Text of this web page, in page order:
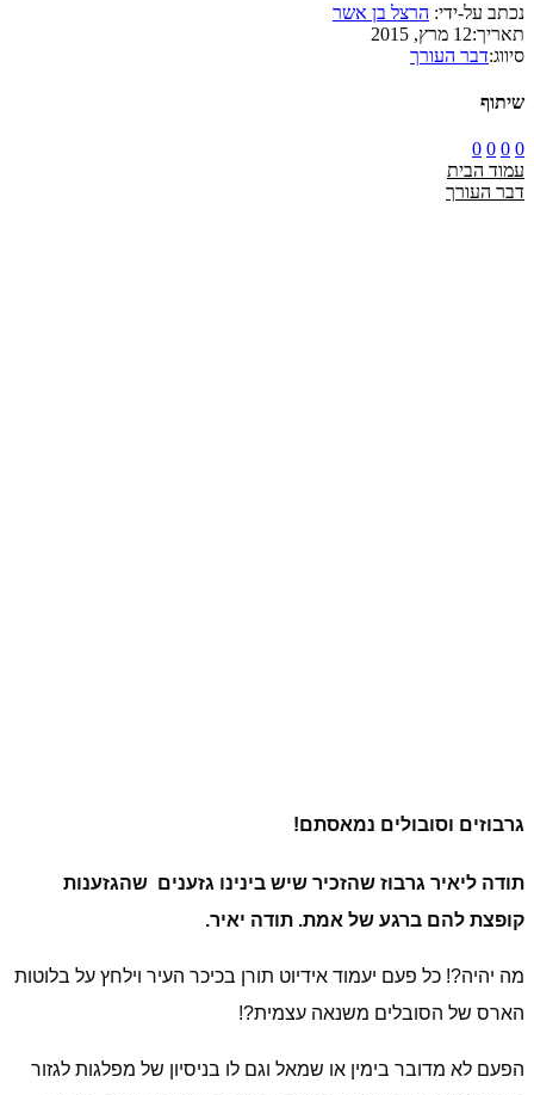
נכתב על-ידי: הרצל בן אשר
תאריך:12 מרץ, 2015
סיווג:דבר העורך
שיתוף
0
0
0
0
עמוד הבית
דבר העורך
גרבוזים וסובולים נמאסתם!
תודה ליאיר גרבוז שהזכיר שיש בינינו גזענים שהגזענות
קופצת להם ברגע של אמת. תודה יאיר.
מה יהיה?! כל פעם יעמוד אידיוט תורן בכיכר העיר וילחץ על בלוטות
הארס של הסובלים משנאה עצמית?!
הפעם לא מדובר בימין או שמאל וגם לו בניסיון של מפלגות לגזור